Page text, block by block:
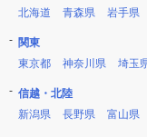
北海道
青森県 岩手県
関東
東京都
神奈川県 埼玉
信越・北陸
新潟県
長野県 富山県